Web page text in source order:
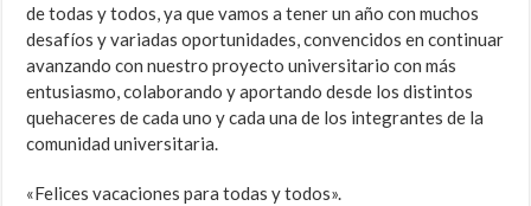
de todas y todos, ya que vamos a tener un año con muchos
desafíos y variadas oportunidades, convencidos en continuar
avanzando con nuestro proyecto universitario con más
entusiasmo, colaborando y aportando desde los distintos
quehaceres de cada uno y cada una de los integrantes de la
comunidad universitaria.
«Felices vacaciones para todas y todos».